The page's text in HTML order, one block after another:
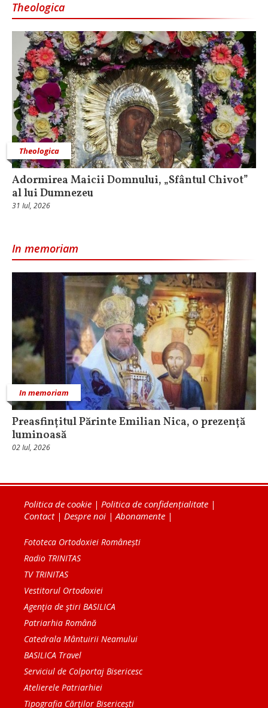
Theologica
Theologica
Adormirea Maicii Domnului, „Sfântul Chivot”
al lui Dumnezeu
31 Iul, 2026
In memoriam
In memoriam
Preasfințitul Părinte Emilian Nica, o prezență
luminoasă
02 Iul, 2026
Politica de cookie | Politica de confidențialitate |
Contact| Despre noi | Abonamente |
Fototeca Ortodoxiei Românești
Radio TRINITAS
TV TRINITAS
Vestitorul Ortodoxiei
Agenţia de ştiri BASILICA
Patriarhia Română
Catedrala Mântuirii Neamului
BASILICA Travel
Serviciul de Colportaj Bisericesc
Atelierele Patriarhiei
Tipografia Cărţilor Bisericeşti